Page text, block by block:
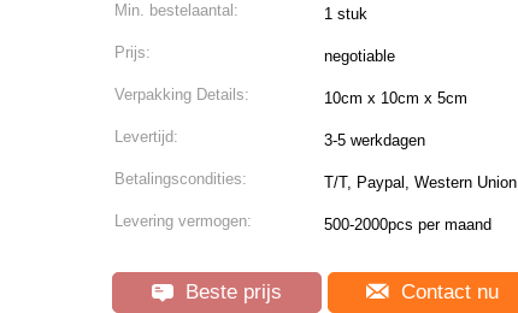
Min. bestelaantal: 1 stuk
Prijs: negotiable
Verpakking Details: 10cm x 10cm x 5cm
Levertijd: 3-5 werkdagen
Betalingscondities: T/T, Paypal, Western
Levering vermogen: 500-2000pcs per maand
Beste prijs Contact nu